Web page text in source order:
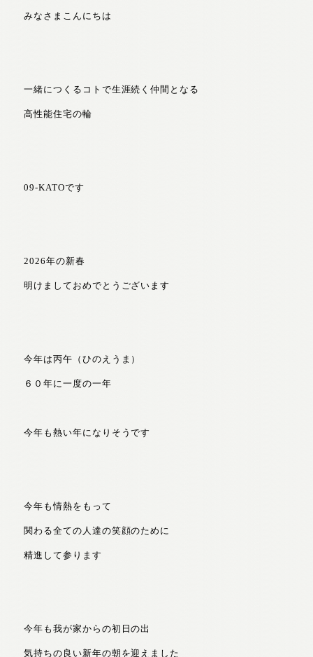
みなさまこんにちは
一緒につくるコトで生涯続く仲間となる
高性能住宅の輪
09-KATOです
2026年の新春
明けましておめでとうございます
今年は丙午（ひのえうま）
６０年に一度の一年
今年も熱い年になりそうです
今年も情熱をもって
関わる全ての人達の笑顔のために
精進して参ります
今年も我が家からの初日の出
気持ちの良い新年の朝を迎えました